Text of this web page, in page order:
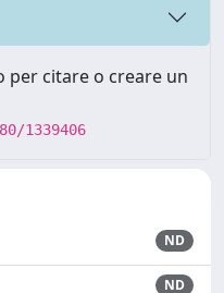
per citare o creare un
1339406
ND
ND